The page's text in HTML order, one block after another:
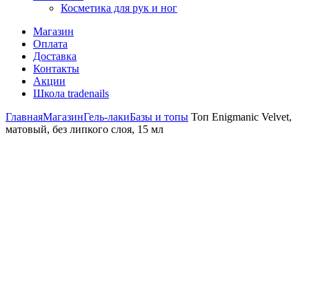
Косметика для рук и ног
Магазин
Оплата
Доставка
Контакты
Акции
Школа tradenails
ГлавнаяМагазинГель-лакиБазы и топы Топ Enigmanic Velvet,
матовый, без липкого слоя, 15 мл